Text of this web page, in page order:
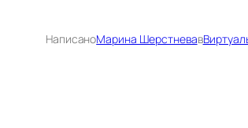
НаписаноМарина Шерстневав